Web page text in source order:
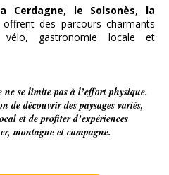
Cerdagne, le Solsonès, la
offrent des parcours charmants
gastronomie locale et
se limite pas à l’effort physique.
de découvrir des paysages variés,
et de profiter d’expériences
montagne et campagne.